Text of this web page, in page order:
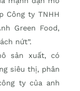
Công ty TNHH
Green Food,
nứt”.
sản xuất, có
siêu thị, phân
ty của anh